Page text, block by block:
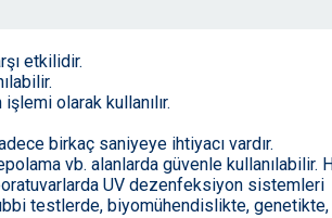
etkilidir.
olarak kullanılır.
birkaç saniyeye ihtiyacı vardır.
vb. alanlarda güvenle kullanılabilir.
UV dezenfeksiyon sistemleri
testlerde, biyomühendislikte, genetikte,